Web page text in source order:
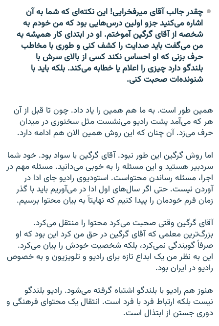
چقدر جالب آقای میرفخرایی! این نکته‌ای که شما به آن
اشاره می‌کنید جزو اولین درس‌هایی بود که من خودم به
شخصه از آقای گرگین آموختم. او در ابتدای کار همیشه به
من می‌گفت باید صدایت را کشف کنی و طوری با مخاطب
حرف بزنی که او احساس نکند کسی از بالای سرش با
بلندگو دارد چیزی را اعلام یا خطابه می‌کند. بلکه باید با
شنونده‌ات صحبت کنی.
همین طور است. به ما هم همین را یاد داد. چون تا قبل از آن
هر که می‌آمد پشت رادیو می‌نشست مثل سخنوری در میدان
حرف می‌زد. آن چنان که این روش همین الان هم ادامه دارد.
اما روش گرگین این طور نبود. آقای گرگین با سواد بود. خود شما
سردبیر هستید و این مسئله را به خوبی می‌دانید. مسئله مهم در
اجرا، مسئله رساندن محتواست. استودیوی رادیو جای ادا در
آوردن نیست. حتی اگر سال‌های اول ادا در می‌آوریم باید با گذر
زمان فرم خودمان را پیدا کنیم که نهایتاً به بیان محتوا برسیم.
آقای گرگین وقتی صحبت می‌کرد محتوا را منتقل می‌کرد.
بزرگ‌ترین معلمی که آقای گرگین در حق من کرد این بود که او
صرفاً گویندگی نمی‌کرد، بلکه شخصیت خودش را بیان می‌کرد.
این به نظر من یک ابداع تازه برای رادیو و تلویزیون و به خصوص
رادیو در ایران بود.
هنوز هم رادیو با بلندگو اشتباه گرفته می‌شود. رادیو بلندگو
نیست بلکه ارتباط فرد با فرد است. انتقال یک محتوای فرهنگی و
دوری جستن از ابتذال است.